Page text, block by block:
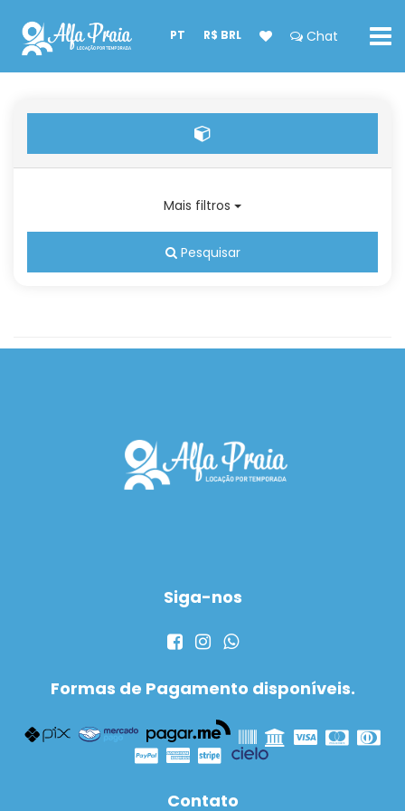
PT R$ BRL Chat
Mais filtros
Pesquisar
Siga-nos
Formas de Pagamento disponíveis.
Contato